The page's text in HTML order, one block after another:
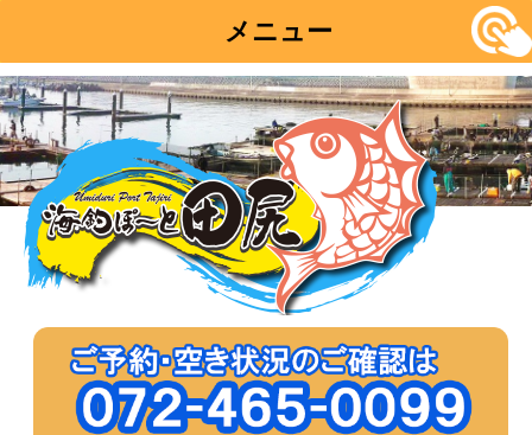
メニュー
コ
ン
テ
ン
ツ